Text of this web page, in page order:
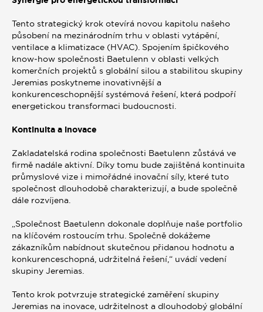
Tento strategický krok otevírá novou kapitolu našeho
působení na mezinárodním trhu v oblasti vytápění,
ventilace a klimatizace (HVAC). Spojením špičkového
know‑how společnosti Baetulenn v oblasti velkých
komerčních projektů s globální silou a stabilitou skupiny
Jeremias poskytneme inovativnější a
konkurenceschopnější systémová řešení, která podpoří
energetickou transformaci budoucnosti.
Kontinuita a inovace
Zakladatelská rodina společnosti Baetulenn zůstává ve
firmě nadále aktivní. Díky tomu bude zajištěná kontinuita
průmyslové vize i mimořádné inovační síly, které tuto
společnost dlouhodobě charakterizují, a bude společně
dále rozvíjena.
„Společnost Baetulenn dokonale doplňuje naše portfolio
na klíčovém rostoucím trhu. Společně dokážeme
zákazníkům nabídnout skutečnou přidanou hodnotu a
konkurenceschopná, udržitelná řešení,“ uvádí vedení
skupiny Jeremias.
Tento krok potvrzuje strategické zaměření skupiny
Jeremias na inovace, udržitelnost a dlouhodobý globální